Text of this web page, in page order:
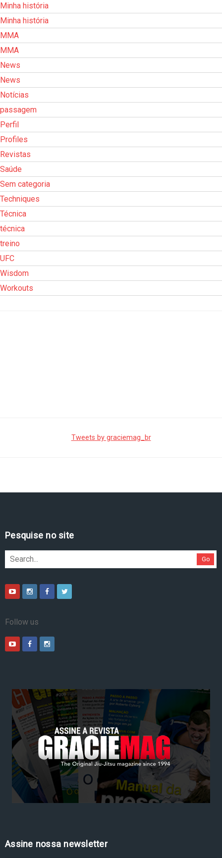
Minha história
Minha história
MMA
MMA
News
News
Notícias
passagem
Perfil
Profiles
Revistas
Saúde
Sem categoria
Techniques
Técnica
técnica
treino
UFC
Wisdom
Workouts
Tweets by graciemag_br
Pesquise no site
Go
Follow us
Assine nossa newsletter